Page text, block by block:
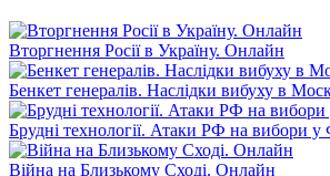
Вторгнення Росії в Україну. Онлайн
Бенкет генералів. Наслідки вибуху в
Брудні технології. Атаки РФ на вибори у
Війна на Близькому Сході. Онлайн